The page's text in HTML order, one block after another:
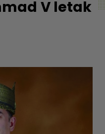
V letak